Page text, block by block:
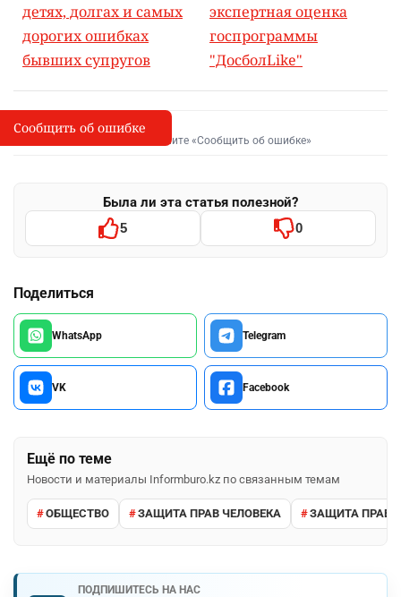
детях, долгах и самых
дорогих ошибках
бывших супругов
экспертная оценка
госпрограммы
"ДосболLike"
I
Сообщить об опечатке
Выделите фрагмент и нажмите «Сообщить об ошибке»
Была ли эта статья полезной?
5 0
Поделиться
WhatsApp Telegram
VK Facebook
Ещё по теме
Новости и материалы Informburo.kz по связанным темам
ОБЩЕСТВО ЗАЩИТА ПРАВ ЧЕЛОВЕКА ЗАЩИТА ПРАВ
ПОДПИШИТЕСЬ НА НАС
Сообщить об ошибке